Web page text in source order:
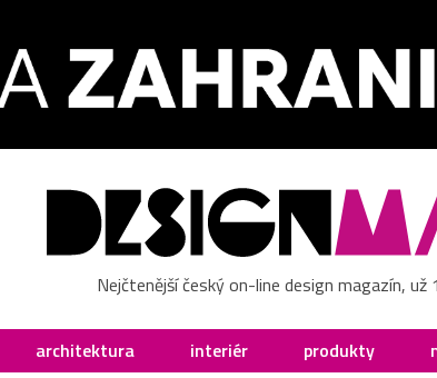
Nejčtenější český on-line design magazín,
architektura interiér produkty